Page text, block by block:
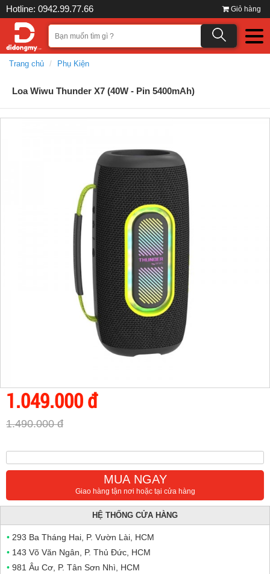
Hotline: 0942.99.77.66 Giỏ hàng
Trang chủ Phụ Kiện
Loa Wiwu Thunder X7 (40W - Pin 5400mAh)
1.049.000 đ
1.490.000 đ
MUA NGAY
Giao hàng tận nơi hoặc tại cửa hàng
HỆ THỐNG CỬA HÀNG
• 293 Ba Tháng Hai, P. Vườn Lài, HCM
• 143 Võ Văn Ngân, P. Thủ Đức, HCM
• 981 Âu Cơ, P. Tân Sơn Nhì, HCM